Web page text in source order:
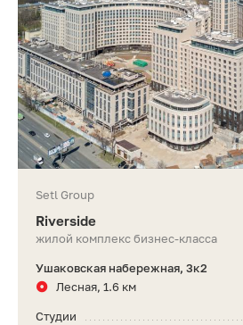
Setl Group
Riverside
жилой комплекс бизнес-класса
Ушаковская набережная, 3к2
Лесная, 1.6 км
Студии